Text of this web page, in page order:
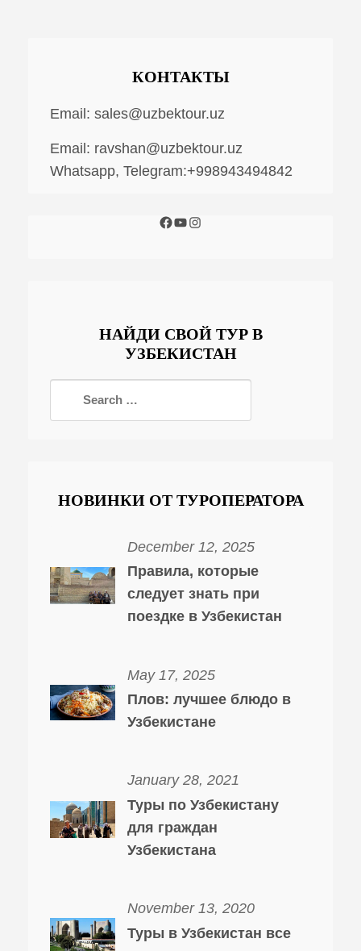
КОНТАКТЫ
Email: sales@uzbektour.uz
Email: ravshan@uzbektour.uz
Whatsapp, Telegram:+998943494842
НАЙДИ СВОЙ ТУР В
УЗБЕКИСТАН
НОВИНКИ ОТ ТУРОПЕРАТОРА
December 12, 2025
Правила, которые
следует знать при
поездке в Узбекистан
May 17, 2025
Плов: лучшее блюдо в
Узбекистане
January 28, 2021
Туры по Узбекистану
для граждан
Узбекистана
November 13, 2020
Туры в Узбекистан все